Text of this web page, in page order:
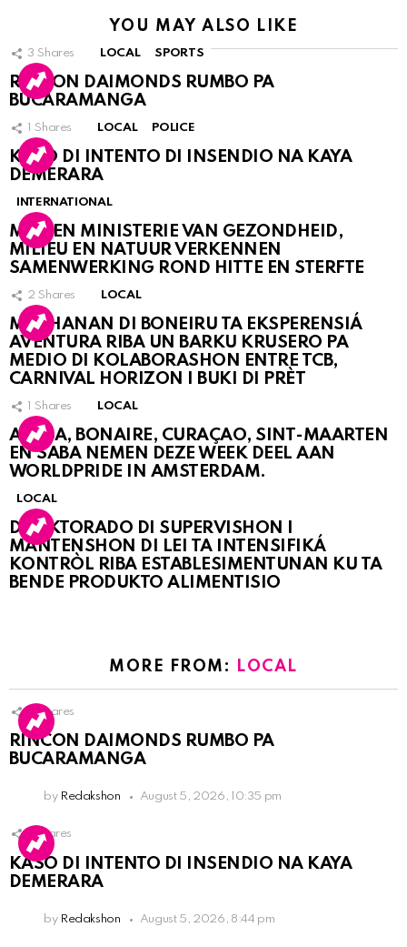
YOU MAY ALSO LIKE
3 Shares LOCAL SPORTS
RINCON DAIMONDS RUMBO PA
BUCARAMANGA
1 Shares LOCAL POLICE
KASO DI INTENTO DI INSENDIO NA KAYA
DEMERARA
INTERNATIONAL
MDC EN MINISTERIE VAN GEZONDHEID,
MILIEU EN NATUUR VERKENNEN
SAMENWERKING ROND HITTE EN STERFTE
2 Shares LOCAL
MUCHANAN DI BONEIRU TA EKSPERENSIÁ
AVENTURA RIBA UN BARKU KRUSERO PA
MEDIO DI KOLABORASHON ENTRE TCB,
CARNIVAL HORIZON I BUKI DI PRÈT
1 Shares LOCAL
ARUBA, BONAIRE, CURAÇAO, SINT-MAARTEN
EN SABA NEMEN DEZE WEEK DEEL AAN
WORLDPRIDE IN AMSTERDAM.
LOCAL
DIREKTORADO DI SUPERVISHON I
MANTENSHON DI LEI TA INTENSIFIKÁ
KONTRÒL RIBA ESTABLESIMENTUNAN KU TA
BENDE PRODUKTO ALIMENTISIO
MORE FROM: LOCAL
Shares
RINCON DAIMONDS RUMBO PA
BUCARAMANGA
by Redakshon August 5, 2026, 10:35 pm
Shares
KASO DI INTENTO DI INSENDIO NA KAYA
DEMERARA
by Redakshon August 5, 2026, 8:44 pm